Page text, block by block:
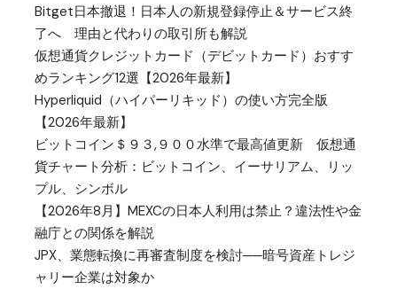
Bitget日本撤退！日本人の新規登録停止＆サービス終
了へ 理由と代わりの取引所も解説
仮想通貨クレジットカード（デビットカード）おすす
めランキング12選【2026年最新】
Hyperliquid（ハイパーリキッド）の使い方完全版
【2026年最新】
ビットコイン＄９３,９００水準で最高値更新 仮想通
貨チャート分析：ビットコイン、イーサリアム、リッ
プル、シンボル
【2026年8月】MEXCの日本人利用は禁止？違法性や金
融庁との関係を解説
JPX、業態転換に再審査制度を検討──暗号資産トレジ
ャリー企業は対象か